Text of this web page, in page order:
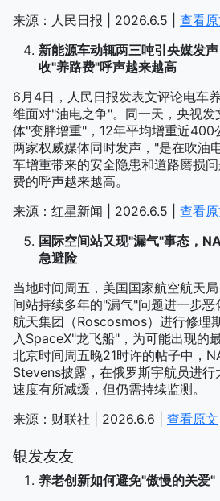
来源：人民日报 | 2026.6.5 | 查看
新能源车动辄两三吨引央媒发
收"养路费"呼声越来越高
6月4日，人民日报发表文评论电车
维面对"油电之争"。同一天，央视
体"变胖增重"，12年平均增重近400
两家权威媒体同时发声，"是在吹油
车增重带来的安全隐患和道路磨损
费的呼声越来越高。
来源：红星新闻 | 2026.6.5 | 查看
国际空间站又现"漏气"事态，
急避险
当地时间周五，美国国家航空航天
间站持续多年的"漏气"问题进一步
航天集团（Roscosmos）进行修理
入SpaceX"龙飞船"，为可能出现的
北京时间周五晚21时许的帖子中，
Stevens披露，在俄罗斯宇航员进
速度有所减缓，但仍需持续监测。
来源：财联社 | 2026.6.6 | 查看原文
银发友友
养老创新如何避免"傲慢的关爱"